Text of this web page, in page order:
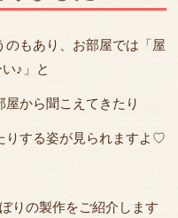
のもあり、お部屋では「屋
♪」と
から聞こえてきたり
りする姿が見られますよ♡
りの製作をご紹介します